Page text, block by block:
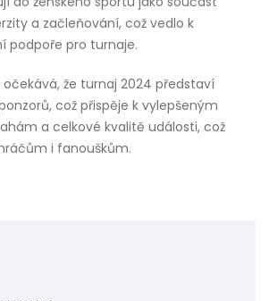
a začleňování, což vedlo k
podpoře pro turnaje.
že turnaj 2024 představí
což přispěje k vylepšeným
a celkové kvalitě události, což
i fanouškům.